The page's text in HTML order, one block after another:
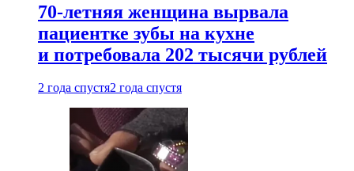
70-летняя женщина вырвала
пациентке зубы на кухне
и потребовала 202 тысячи рублей
2 года спустя2 года спустя